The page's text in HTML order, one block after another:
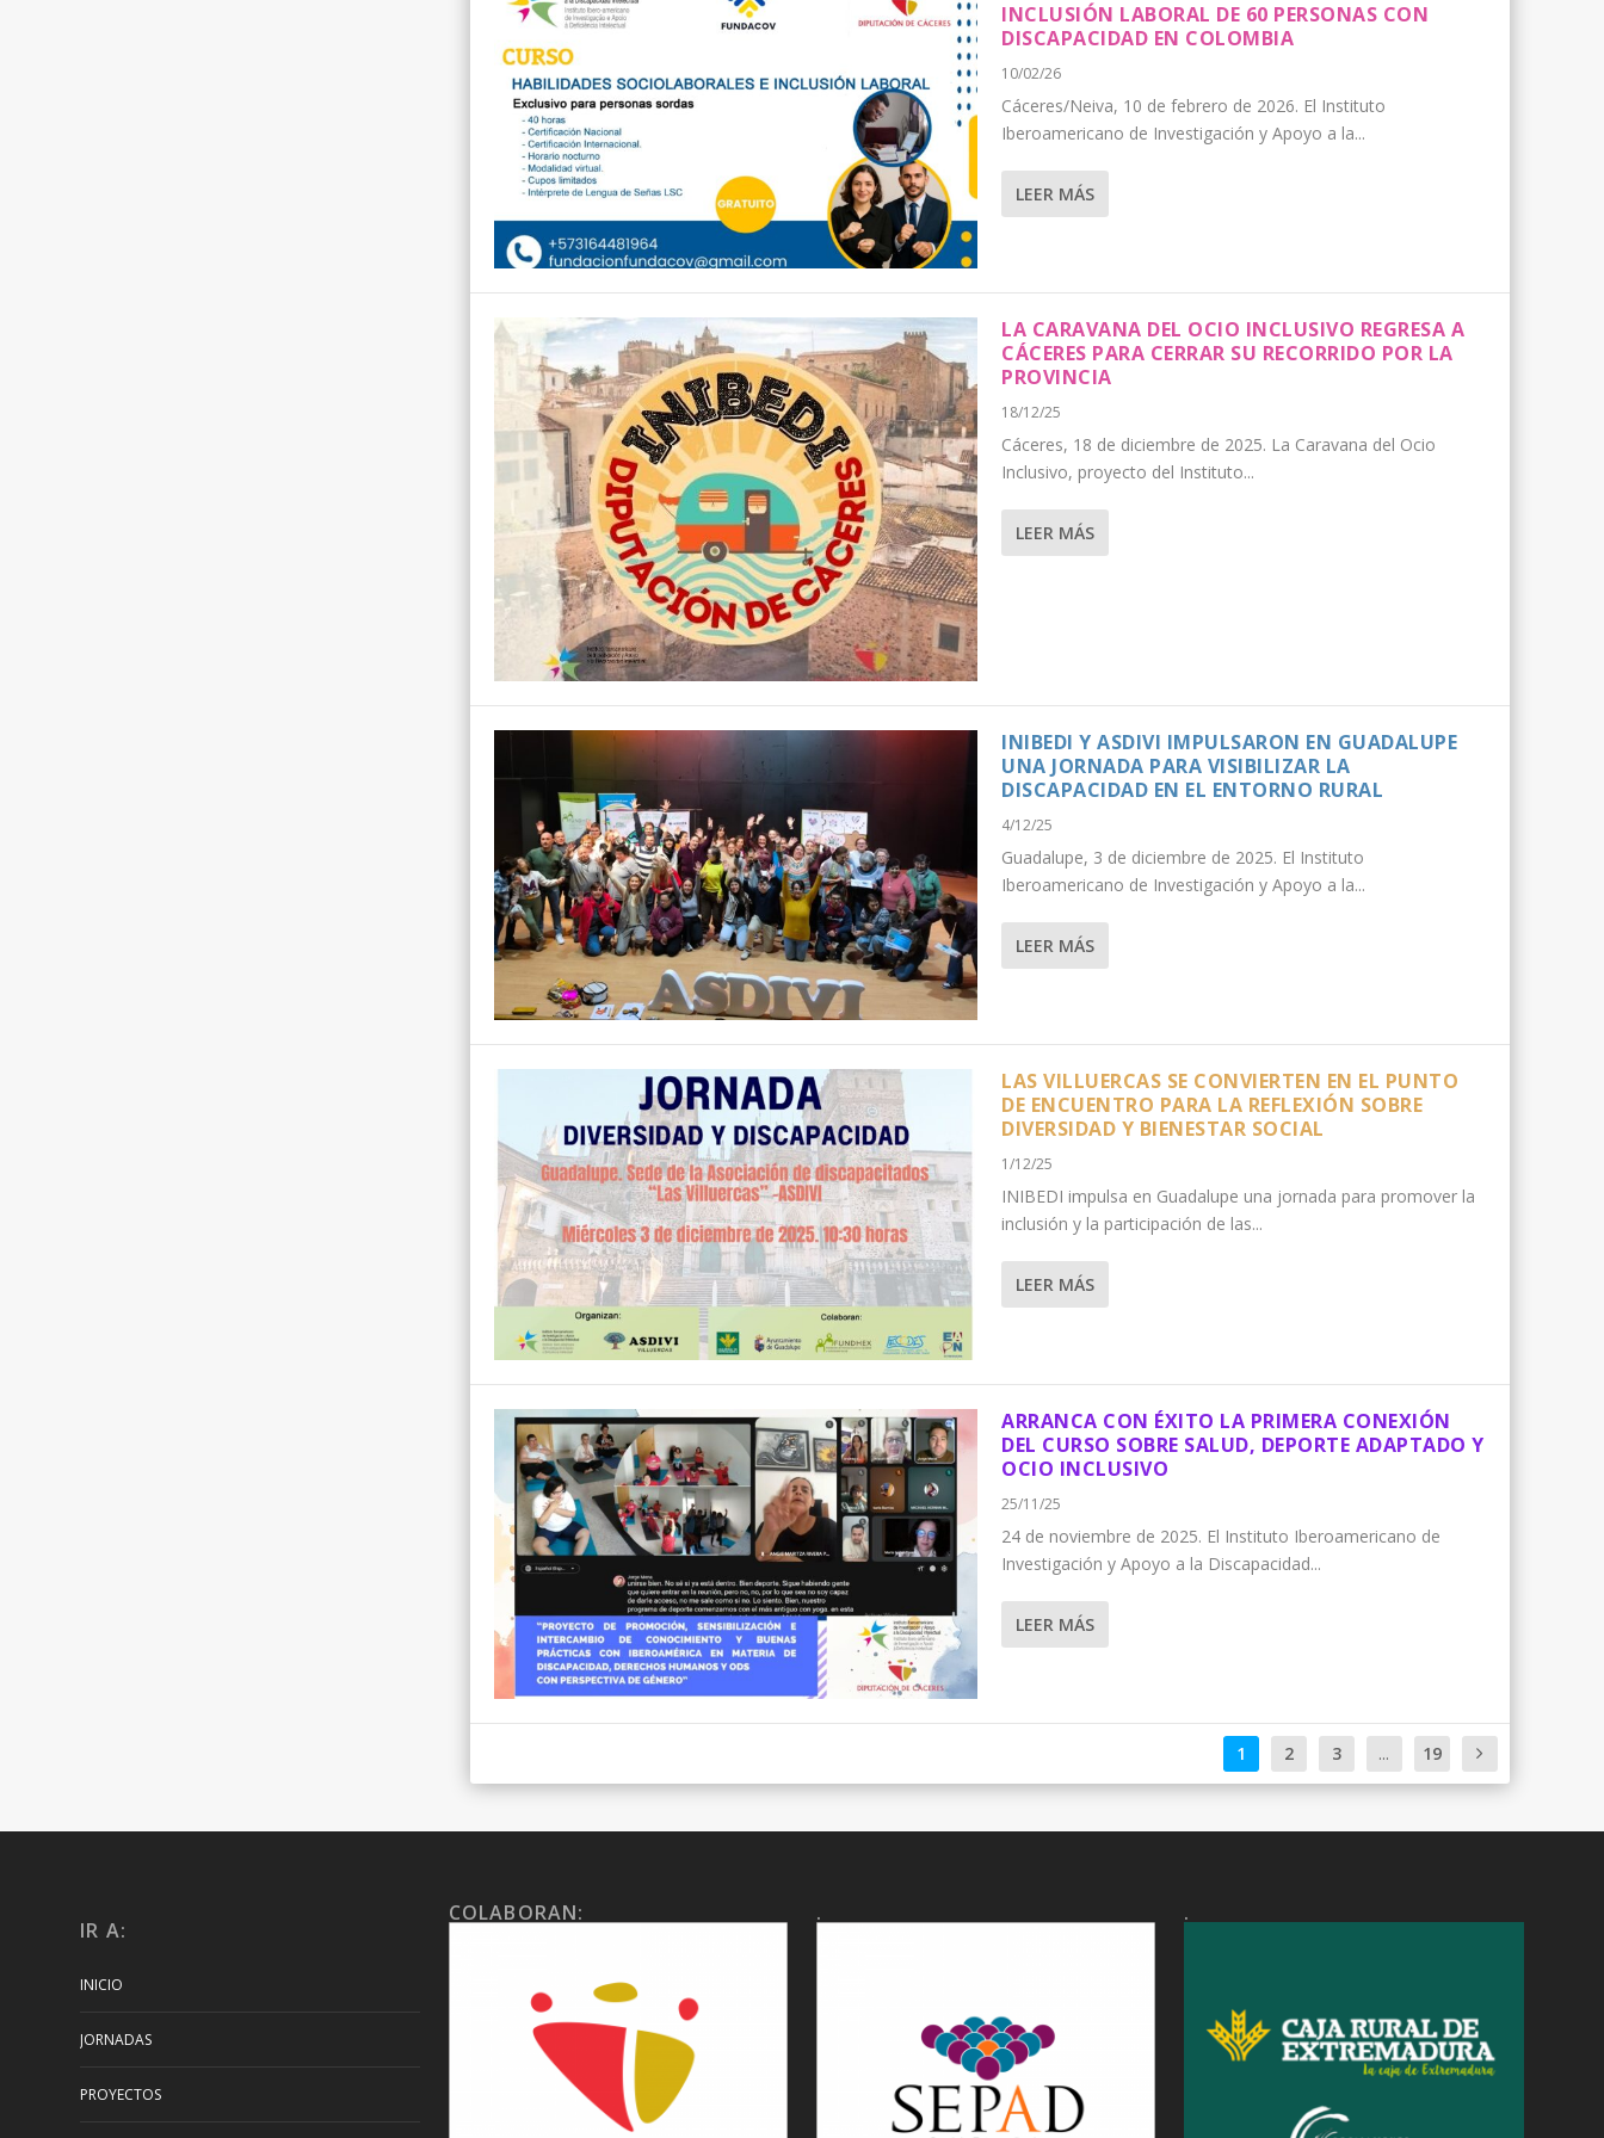
INCLUSIÓN LABORAL DE 60 PERSONAS CON
DISCAPACIDAD EN COLOMBIA
10/02/26
Cáceres/Neiva, 10 de febrero de 2026. El Instituto
Iberoamericano de Investigación y Apoyo a la...
LEER MÁS
LA CARAVANA DEL OCIO INCLUSIVO REGRESA A
CÁCERES PARA CERRAR SU RECORRIDO POR LA
PROVINCIA
18/12/25
Cáceres, 18 de diciembre de 2025. La Caravana del Ocio
Inclusivo, proyecto del Instituto...
LEER MÁS
INIBEDI Y ASDIVI IMPULSARON EN GUADALUPE
UNA JORNADA PARA VISIBILIZAR LA
DISCAPACIDAD EN EL ENTORNO RURAL
4/12/25
Guadalupe, 3 de diciembre de 2025. El Instituto
Iberoamericano de Investigación y Apoyo a la...
LEER MÁS
LAS VILLUERCAS SE CONVIERTEN EN EL PUNTO
DE ENCUENTRO PARA LA REFLEXIÓN SOBRE
DIVERSIDAD Y BIENESTAR SOCIAL
1/12/25
INIBEDI impulsa en Guadalupe una jornada para promover la
inclusión y la participación de las...
LEER MÁS
ARRANCA CON ÉXITO LA PRIMERA CONEXIÓN
DEL CURSO SOBRE SALUD, DEPORTE ADAPTADO Y
OCIO INCLUSIVO
25/11/25
24 de noviembre de 2025. El Instituto Iberoamericano de
Investigación y Apoyo a la Discapacidad...
LEER MÁS
1 2 3 ... 19
IR A:
INICIO
JORNADAS
PROYECTOS
COLABORAN: . .